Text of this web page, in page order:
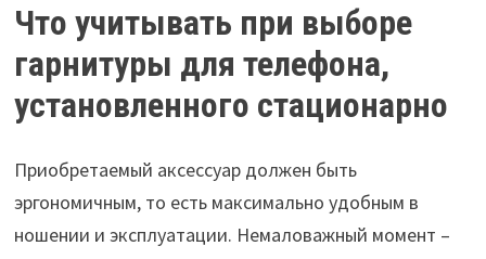
Что учитывать при выборе
гарнитуры для телефона,
установленного стационарно
Приобретаемый аксессуар должен быть
эргономичным, то есть максимально удобным в
ношении и эксплуатации. Немаловажный момент –